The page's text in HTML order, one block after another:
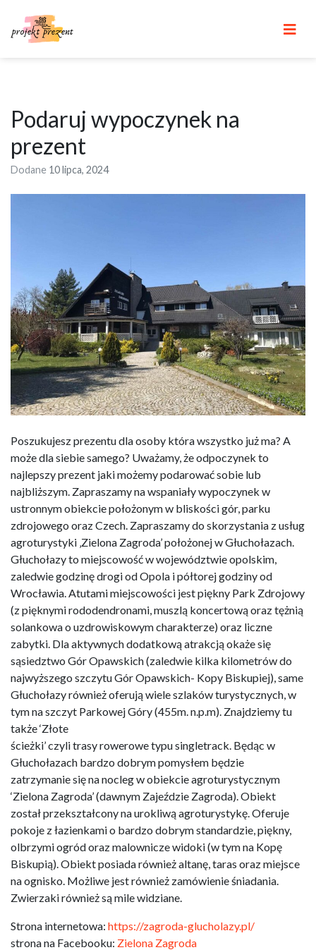
content
Podaruj wypoczynek na
prezent
Dodane 10 lipca, 2024
Poszukujesz prezentu dla osoby która wszystko już ma? A
może dla siebie samego? Uważamy, że odpoczynek to
najlepszy prezent jaki możemy podarować sobie lub
najbliższym. Zapraszamy na wspaniały wypoczynek w
ustronnym obiekcie położonym w bliskości gór, parku
zdrojowego oraz Czech. Zapraszamy do skorzystania z usług
agroturystyki ‚Zielona Zagroda’ położonej w Głuchołazach.
Głuchołazy to miejscowość w województwie opolskim,
zaledwie godzinę drogi od Opola i półtorej godziny od
Wrocławia. Atutami miejscowości jest piękny Park Zdrojowy
(z pięknymi rododendronami, muszlą koncertową oraz tężnią
solankowa o uzdrowiskowym charakterze) oraz liczne
zabytki. Dla aktywnych dodatkową atrakcją okaże się
sąsiedztwo Gór Opawskich (zaledwie kilka kilometrów do
najwyższego szczytu Gór Opawskich- Kopy Biskupiej), same
Głuchołazy również oferują wiele szlaków turystycznych, w
tym na szczyt Parkowej Góry (455m. n.p.m). Znajdziemy tu
także ‘Złote
ścieżki’ czyli trasy rowerowe typu singletrack. Będąc w
Głuchołazach bardzo dobrym pomysłem będzie
zatrzymanie się na nocleg w obiekcie agroturystycznym
‘Zielona Zagroda’ (dawnym Zajeździe Zagroda). Obiekt
został przekształcony na urokliwą agroturystykę. Oferuje
pokoje z łazienkami o bardzo dobrym standardzie, piękny,
olbrzymi ogród oraz malownicze widoki (w tym na Kopę
Biskupią). Obiekt posiada również altanę, taras oraz miejsce
na ognisko. Możliwe jest również zamówienie śniadania.
Zwierzaki również są mile widziane.
Strona internetowa: https://zagroda-glucholazy.pl/
strona na Facebooku: Zielona Zagroda